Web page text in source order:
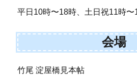
平日10時〜18時、土日祝11時〜
会場
竹尾 淀屋橋見本帖